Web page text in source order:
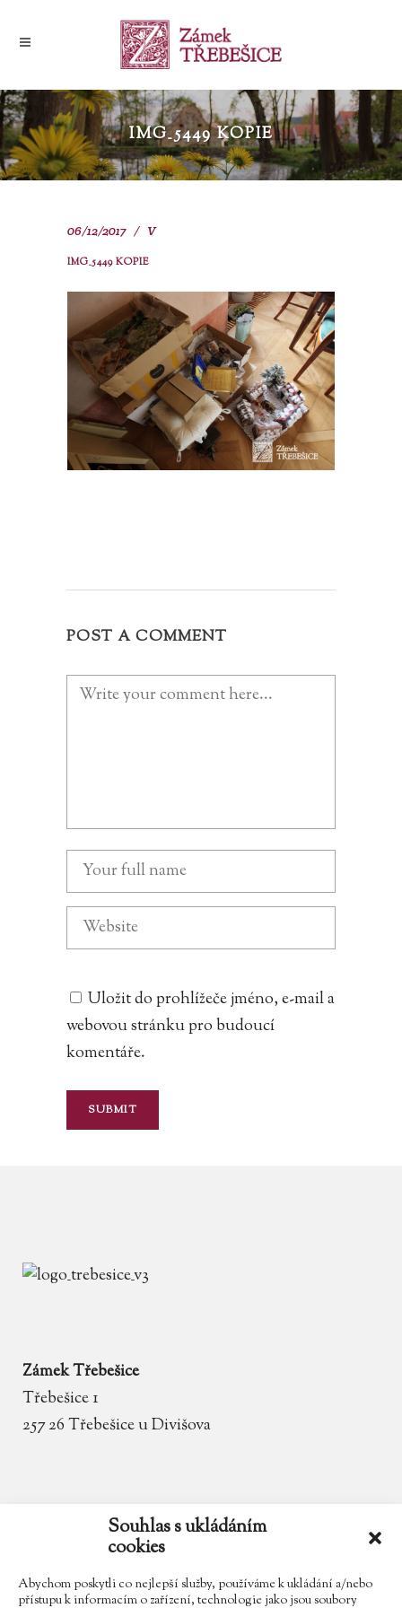
Souhlas s ukládáním
cookies
Abychom poskytli co nejlepší služby, používáme k ukládání a/nebo
přístupu k informacím o zařízení, technologie jako jsou soubory
IMG_5449 KOPIE
06/12/2017 V
IMG_5449 KOPIE
POST A COMMENT
Uložit do prohlížeče jméno, e-mail a
webovou stránku pro budoucí
komentáře.
Zámek Třebešice
Třebešice 1
257 26 Třebešice u Divišova
zamek.trebesice@volny.cz
602 354 467